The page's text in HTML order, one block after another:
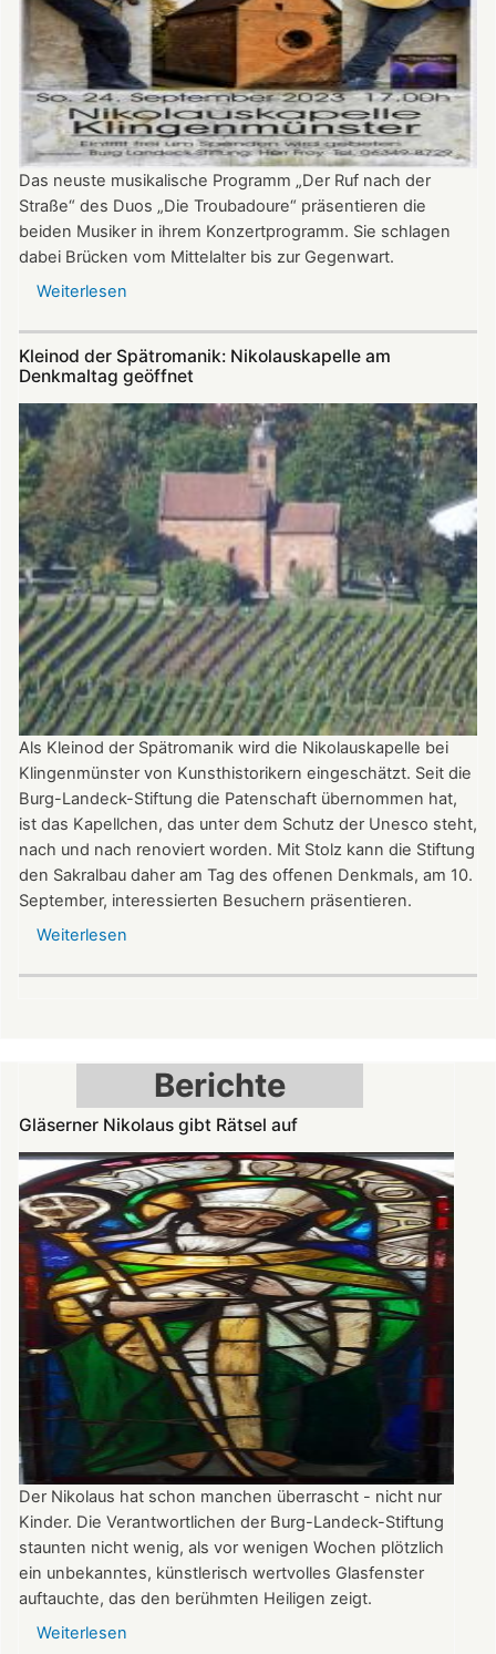
Das neuste musikalische Programm „Der Ruf nach der
Straße“ des Duos „Die Troubadoure“ präsentieren die
beiden Musiker in ihrem Konzertprogramm. Sie schlagen
dabei Brücken vom Mittelalter bis zur Gegenwart.
Weiterlesen
der
Nikolauskapelle
Kleinod der Spätromanik: Nikolauskapelle am
Denkmaltag geöffnet
Als Kleinod der Spätromanik wird die Nikolauskapelle bei
Klingenmünster von Kunsthistorikern eingeschätzt. Seit die
Burg-Landeck-Stiftung die Patenschaft übernommen hat,
ist das Kapellchen, das unter dem Schutz der Unesco steht,
nach und nach renoviert worden. Mit Stolz kann die Stiftung
den Sakralbau daher am Tag des offenen Denkmals, am 10.
September, interessierten Besuchern präsentieren.
Weiterlesen
am
Denkmaltag
geöffnet
Berichte
Gläserner Nikolaus gibt Rätsel auf
Der Nikolaus hat schon manchen überrascht - nicht nur
Kinder. Die Verantwortlichen der Burg-Landeck-Stiftung
staunten nicht wenig, als vor wenigen Wochen plötzlich
ein unbekanntes, künstlerisch wertvolles Glasfenster
auftauchte, das den berühmten Heiligen zeigt.
Weiterlesen